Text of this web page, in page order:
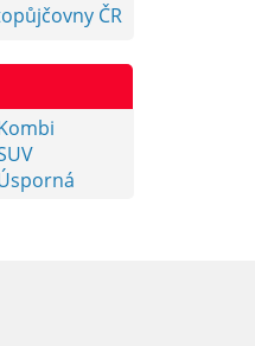
ČR